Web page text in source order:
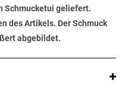
Schmucketui geliefert.
des Artikels. Der Schmuck
abgebildet.